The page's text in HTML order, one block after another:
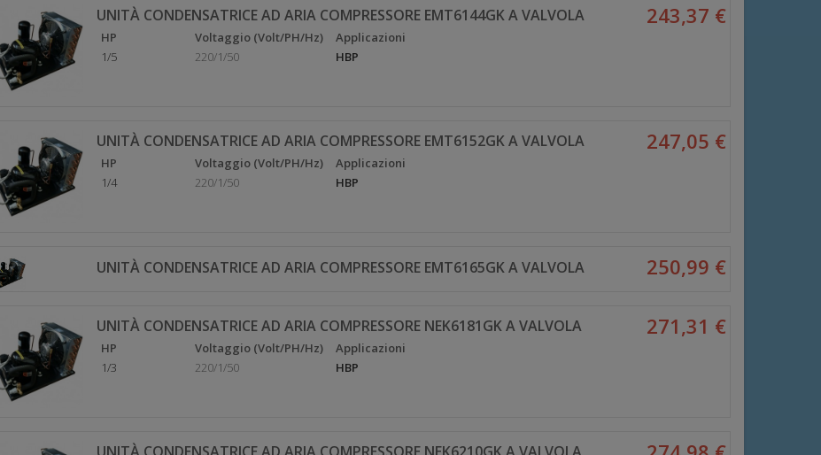
UNITÀ CONDENSATRICE AD ARIA COMPRESSORE EMT6144GK A VALVOLA 243,37 €
HP Voltaggio (Volt/PH/Hz)
Applicazioni
1/5
220/1/50 HBP
UNITÀ CONDENSATRICE AD ARIA COMPRESSORE EMT6152GK A VALVOLA 247,05 €
HP Voltaggio (Volt/PH/Hz)
Applicazioni
1/4
220/1/50 HBP
UNITÀ CONDENSATRICE AD ARIA COMPRESSORE EMT6165GK A VALVOLA 250,99 €
UNITÀ CONDENSATRICE AD ARIA COMPRESSORE NEK6181GK A VALVOLA 271,31 €
HP Voltaggio (Volt/PH/Hz)
Applicazioni
1/3
220/1/50 HBP